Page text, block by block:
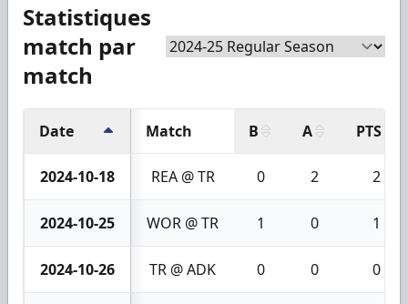
Statistiques
match par
match
Date Match B A PTS
2024-10-18 REA @ TR 0 2 2
2024-10-25 WOR @ TR 1 0 1
2024-10-26 TR @ ADK 0 0 0